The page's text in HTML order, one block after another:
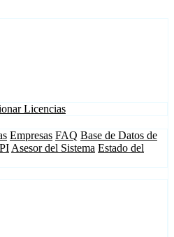
Licencias
Empresas FAQ Base de Datos de
Asesor del Sistema Estado del